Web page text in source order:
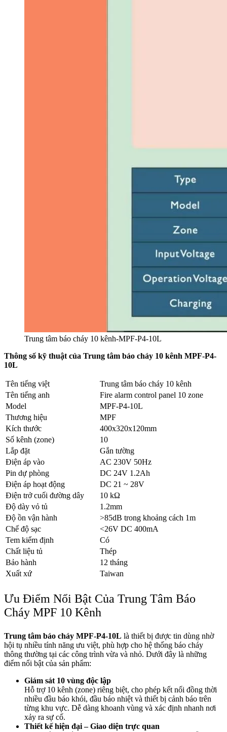
Trung tâm báo cháy 10 kênh-MPF-P4-10L
Thông số kỹ thuật của Trung tâm báo cháy 10 kênh MPF-P4-
10L
Tên tiếng việt
Trung tâm báo cháy 10 kênh
Tên tiếng anh
Fire alarm control panel 10 zone
Model
MPF-P4-10L
Thương hiệu
MPF
Kích thước
400x320x120mm
Số kênh (zone)
10
Lắp đặt
Gắn tường
Điện áp vào
AC 230V 50Hz
Pin dự phòng
DC 24V 1.2Ah
Điện áp hoạt động
DC 21 ~ 28V
Điện trở cuối đường dây
10 kΩ
Độ dày vỏ tủ
1.2mm
Độ ồn vận hành
>85dB trong khoảng cách 1m
Chế độ sạc
<26V DC 400mA
Tem kiểm định
Có
Chất liệu tủ
Thép
Bảo hành
12 tháng
Xuất xứ
Taiwan
Ưu Điểm Nổi Bật Của Trung Tâm Báo
Cháy MPF 10 Kênh
Trung tâm báo cháy MPF-P4-10L là thiết bị được tin dùng nhờ
hội tụ nhiều tính năng ưu việt, phù hợp cho hệ thống báo cháy
thông thường tại các công trình vừa và nhỏ. Dưới đây là những
điểm nổi bật của sản phẩm:
Giám sát 10 vùng độc lập
Hỗ trợ 10 kênh (zone) riêng biệt, cho phép kết nối đồng thời
nhiều đầu báo khói, đầu báo nhiệt và thiết bị cảnh báo trên
từng khu vực. Dễ dàng khoanh vùng và xác định nhanh nơi
xảy ra sự cố.
Thiết kế hiện đại – Giao diện trực quan